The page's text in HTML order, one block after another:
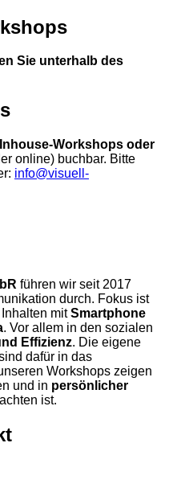
Sie unterhalb des
Workshops oder
online) buchbar. Bitte
info@visuell-
führen wir seit 2017
durch. Fokus ist
mitSmartphone
. Vor allem in den sozialen
Effizienz. Die eigene
dafür in das
Workshops zeigen
und in persönlicher
ist.